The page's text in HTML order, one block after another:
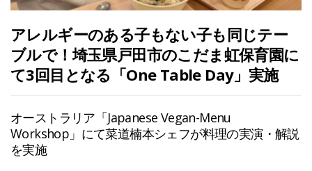
アレルギーのある子もない子も同じテー
ブルで！埼玉県戸田市のこだま虹保育園に
て3回目となる「One Table Day」実施
オーストラリア「Japanese Vegan-Menu
Workshop」にて菜道楠本シェフが料理の実演・解説
を実施